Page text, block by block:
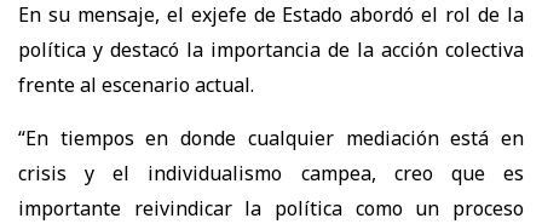
En su mensaje, el exjefe de Estado abordó el rol de la
política y destacó la importancia de la acción colectiva
frente al escenario actual.
“En tiempos en donde cualquier mediación está en
crisis y el individualismo campea, creo que es
importante reivindicar la política como un proceso